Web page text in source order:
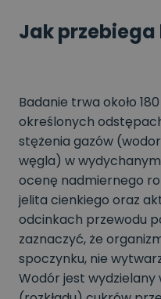
Jak przebiega
Badanie trwa około
określonych
stężenia gazów
węgla) w
ocenę nadmiernego
jelita cienkiego oraz
odcinkach przewodu
zaznaczyć, że
spoczynku, nie
Wodór jest